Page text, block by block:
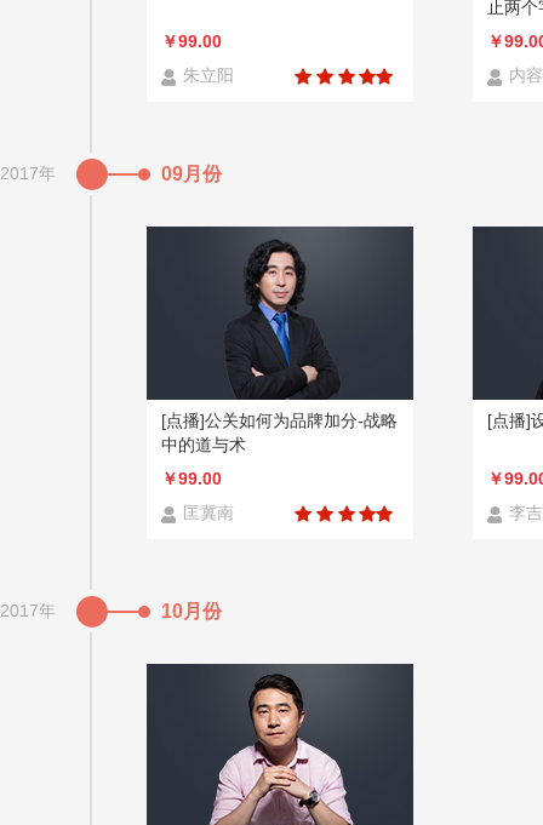
￥99.00
朱立阳
止两个
￥
内
2017年 09月份
[点播]公关如何为品牌加分-战略
中的道与术
￥99.00
匡冀南
[点播]
￥
李
2017年 10月份